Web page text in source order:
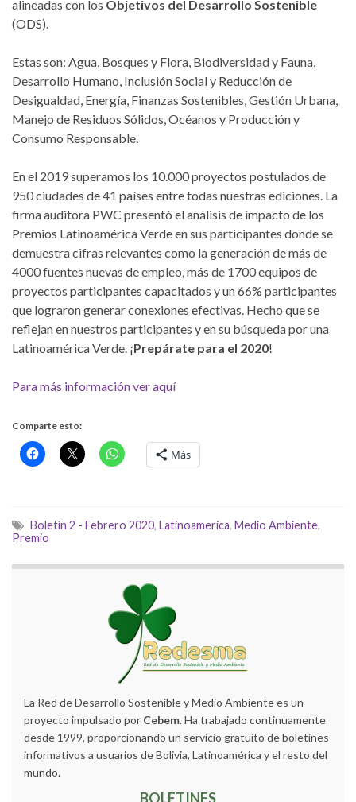
alineadas con los Objetivos del Desarrollo Sostenible
(ODS).
Estas son: Agua, Bosques y Flora, Biodiversidad y Fauna,
Desarrollo Humano, Inclusión Social y Reducción de
Desigualdad, Energía, Finanzas Sostenibles, Gestión Urbana,
Manejo de Residuos Sólidos, Océanos y Producción y
Consumo Responsable.
En el 2019 superamos los 10.000 proyectos postulados de
950 ciudades de 41 países entre todas nuestras ediciones. La
firma auditora PWC presentó el análisis de impacto de los
Premios Latinoamérica Verde en sus participantes donde se
demuestra cifras relevantes como la generación de más de
4000 fuentes nuevas de empleo, más de 1700 equipos de
proyectos participantes capacitados y un 66% participantes
que lograron generar conexiones efectivas. Hecho que se
reflejan en nuestros participantes y en su búsqueda por una
Latinoamérica Verde. ¡Prepárate para el 2020!
Para más información ver aquí
Comparte esto:
Más
Boletín 2 - Febrero 2020, Latinoamerica, Medio Ambiente,
Premio
La Red de Desarrollo Sostenible y Medio Ambiente es un
proyecto impulsado por Cebem. Ha trabajado continuamente
desde 1999, proporcionando un servicio gratuito de boletines
informativos a usuarios de Bolivia, Latinoamérica y el resto del
mundo.
BOLETINES